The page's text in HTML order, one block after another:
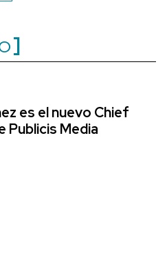
es el nuevo Chief
Publicis Media